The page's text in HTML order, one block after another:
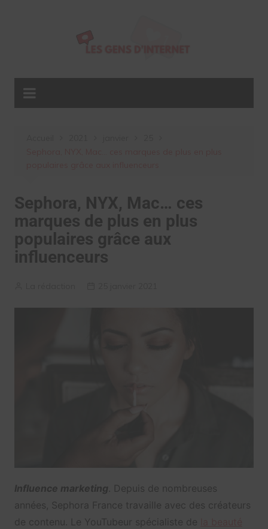
Sephora, NYX, Mac… ces
marques de plus en plus
populaires grâce aux
influenceurs
Influence marketing . Depuis de nombreuses
années, Sephora France travaille avec des créateurs
de contenu. Le YouTubeur spécialiste de